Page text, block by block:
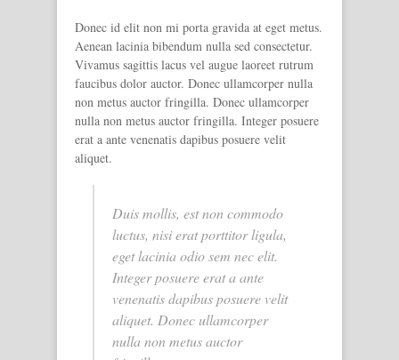
Donec id elit non mi porta gravida at eget metus.
Aenean lacinia bibendum nulla sed consectetur.
Vivamus sagittis lacus vel augue laoreet rutrum
faucibus dolor auctor. Donec ullamcorper nulla
non metus auctor fringilla. Donec ullamcorper
nulla non metus auctor fringilla. Integer posuere
erat a ante venenatis dapibus posuere velit
aliquet.
Duis mollis, est non commodo
luctus, nisi erat porttitor ligula,
eget lacinia odio sem nec elit.
Integer posuere erat a ante
venenatis dapibus posuere velit
aliquet. Donec ullamcorper
nulla non metus auctor